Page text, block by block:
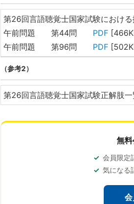
第26回言語聴覚士国家試験におけ
午前問題 第44問 PDF
午前問題 第96問 PDF
（参考2）
第26回言語聴覚士国家試験正解肢一
無
会員限定
気になる
会